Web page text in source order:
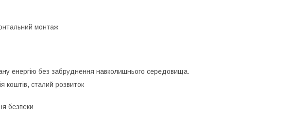
монтаж
енергію без забруднення навколишнього середовища.
коштів, сталий розвиток
безпеки